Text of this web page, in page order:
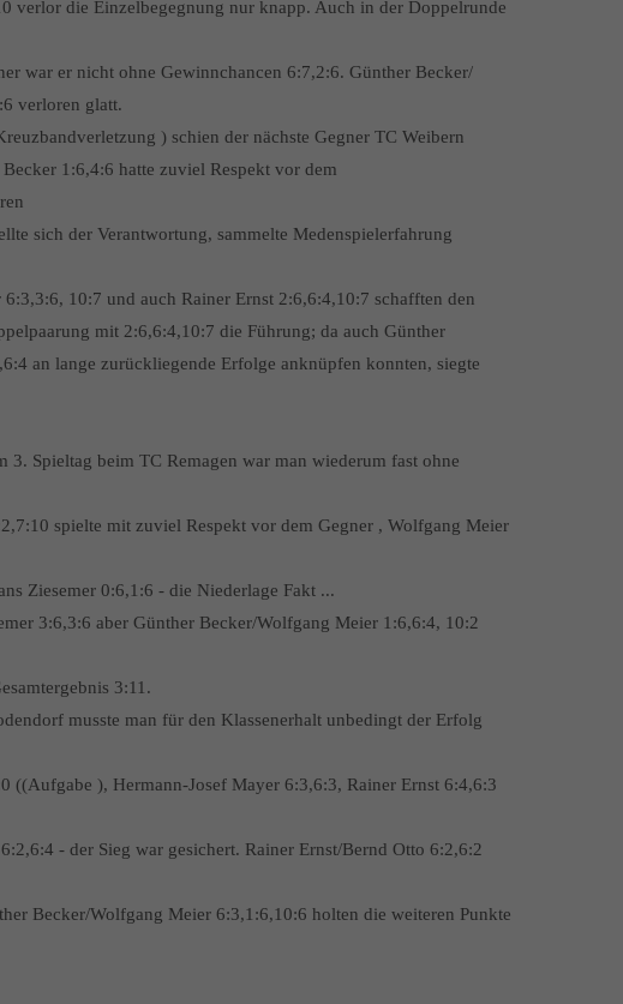
verlor die Einzelbegegnung nur knapp. Auch in der Doppelrunde
war er nicht ohne Gewinnchancen 6:7,2:6. Günther Becker/
verloren glatt.
) schien der nächste Gegner TC Weibern
1:6,4:6 hatte zuviel Respekt vor dem
sich der Verantwortung, sammelte Medenspielerfahrung
6:3,3:6, 10:7 und auch Rainer Ernst 2:6,6:4,10:7 schafften den
mit 2:6,6:4,10:7 die Führung; da auch Günther
an lange zurückliegende Erfolge anknüpfen konnten, siegte
3. Spieltag beim TC Remagen war man wiederum fast ohne
spielte mit zuviel Respekt vor dem Gegner , Wolfgang Meier
Ziesemer 0:6,1:6 - die Niederlage Fakt ...
3:6,3:6 aber Günther Becker/Wolfgang Meier 1:6,6:4, 10:2
3:11.
musste man für den Klassenerhalt unbedingt der Erfolg
((Aufgabe ), Hermann-Josef Mayer 6:3,6:3, Rainer Ernst 6:4,6:3
- der Sieg war gesichert. Rainer Ernst/Bernd Otto 6:2,6:2
Becker/Wolfgang Meier 6:3,1:6,10:6 holten die weiteren Punkte